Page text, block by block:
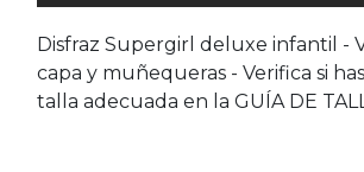
Disfraz Supergirl deluxe infantil -
capa y muñequeras - Verifica si
talla adecuada en la GUÍA DE